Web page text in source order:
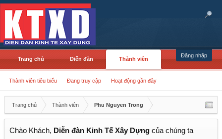
Đăng nhập
Trang chủ Diễn đàn Thành viên
Thành viên tiêu biểu Đang truy cập Hoạt động gần đây
Trang chủ Thành viên Phu Nguyen Trong
Chào Khách, Diễn đàn Kinh Tế Xây Dựng của chúng ta